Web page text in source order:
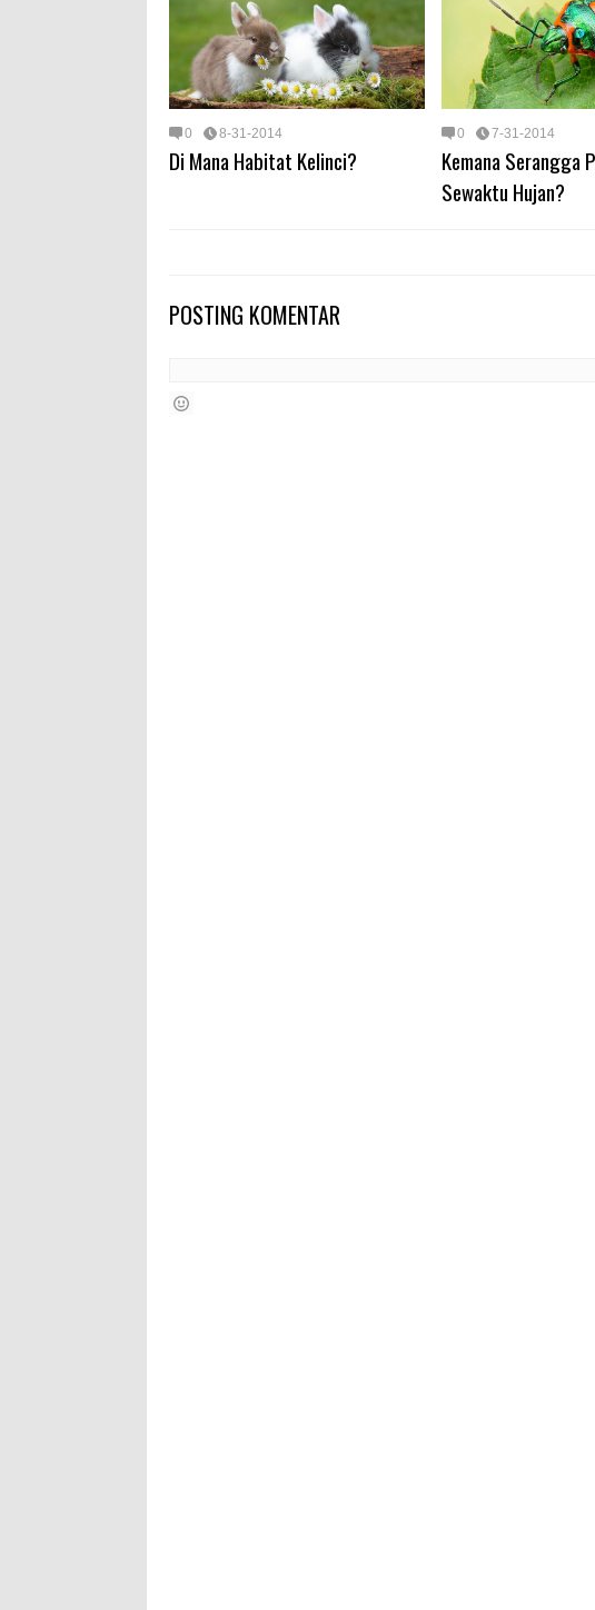
0 8-31-2014
Di Mana Habitat Kelinci?
0 7-31-2014
Kemana Serangga
Sewaktu Hujan?
POSTING KOMENTAR